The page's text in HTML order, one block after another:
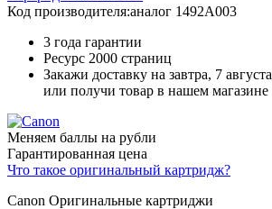
Код производителя:аналог 1492A003
3 года гарантии
Ресурс 2000 страниц
Закажи доставку на завтра, 7 августа
или получи товар в нашем магазине
Меняем баллы на рубли
Гарантированная цена
Что такое оригинальный картридж?
Canon Оригинальные картриджи